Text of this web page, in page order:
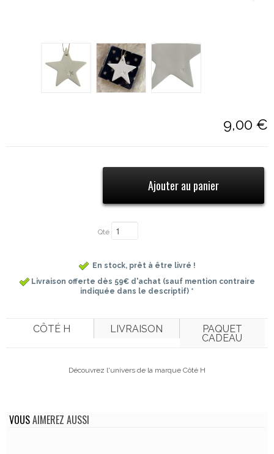
9,00 €
Qté
En stock, prêt à être livré !
Livraison offerte dès 59€ d'achat (sauf mention contraire
indiquée dans le descriptif) *
CÔTÉ H LIVRAISON PAQUET
CADEAU
Découvrez l'univers de la marque Côté H
VOUSAIMEREZ AUSSI